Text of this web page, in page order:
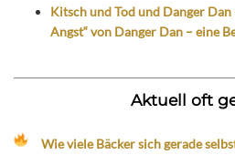
Kitsch und Tod und Danger
Angst“ von Danger Dan – eine
Aktuell oft
Wie viele Bäcker sich gerade